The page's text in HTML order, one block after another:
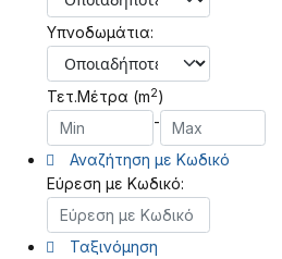
Υπνοδωμάτια:
Τετ.Μέτρα (m2)
-
Αναζήτηση με Κωδικό
Εύρεση με Κωδικό:
Ταξινόμηση